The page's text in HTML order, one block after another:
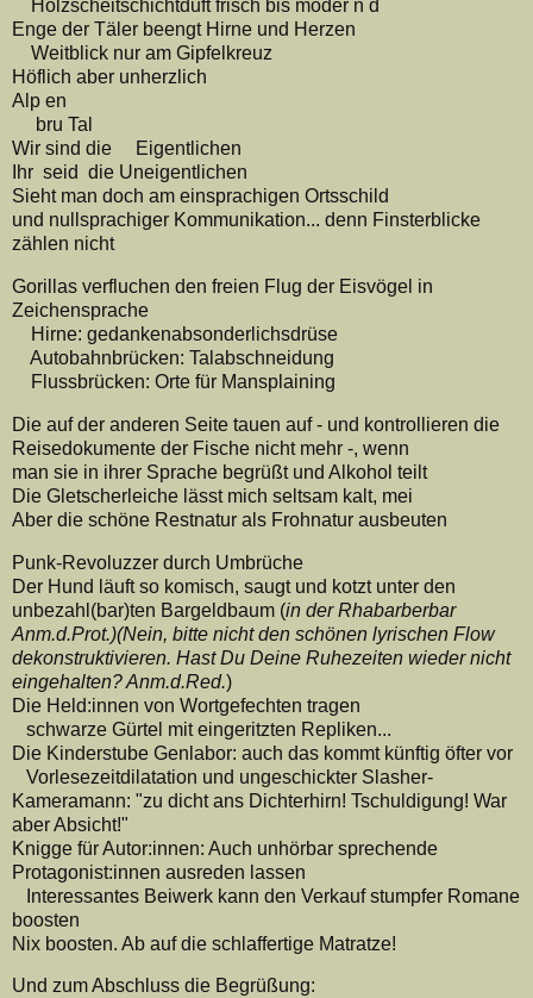
Holzscheitschichtduft frisch bis moder n d
Enge der Täler beengt Hirne und Herzen
Weitblick nur am Gipfelkreuz
Höflich aber unherzlich
Alp en
bru Tal
Wir sind die Eigentlichen
Ihr seid die Uneigentlichen
Sieht man doch am einsprachigen Ortsschild
und nullsprachiger Kommunikation... denn Finsterblicke
zählen nicht
Gorillas verfluchen den freien Flug der Eisvögel in
Zeichensprache
Hirne: gedankenabsonderlichsdrüse
Autobahnbrücken: Talabschneidung
Flussbrücken: Orte für Mansplaining
Die auf der anderen Seite tauen auf - und kontrollieren die
Reisedokumente der Fische nicht mehr -, wenn
man sie in ihrer Sprache begrüßt und Alkohol teilt
Die Gletscherleiche lässt mich seltsam kalt, mei
Aber die schöne Restnatur als Frohnatur ausbeuten
Punk-Revoluzzer durch Umbrüche
Der Hund läuft so komisch, saugt und kotzt unter den
unbezahl(bar)ten Bargeldbaum (in der Rhabarberbar
Anm.d.Prot.)(Nein, bitte nicht den schönen lyrischen Flow
dekonstruktivieren. Hast Du Deine Ruhezeiten wieder nicht
eingehalten? Anm.d.Red.)
Die Held:innen von Wortgefechten tragen
schwarze Gürtel mit eingeritzten Repliken...
Die Kinderstube Genlabor: auch das kommt künftig öfter vor
Vorlesezeitdilatation und ungeschickter Slasher-
Kameramann: "zu dicht ans Dichterhirn! Tschuldigung! War
aber Absicht!"
Knigge für Autor:innen: Auch unhörbar sprechende
Protagonist:innen ausreden lassen
Interessantes Beiwerk kann den Verkauf stumpfer Romane
boosten
Nix boosten. Ab auf die schlaffertige Matratze!
Und zum Abschluss die Begrüßung: